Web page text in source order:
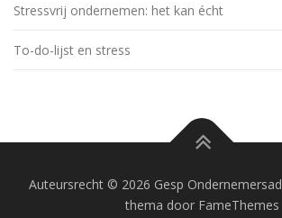
Stressvrij ondernemen: het kan écht
To-do-lijst en stress
Auteursrecht © 2026 Gesp
thema door FameThemes